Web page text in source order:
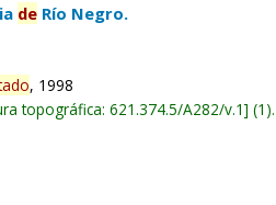
de Río Negro.
, 1998
topográfica:621.374.5/A282/v.1 (1).